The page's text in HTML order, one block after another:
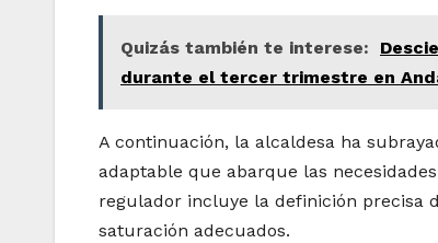
Quizás también te interese:
durante el tercer trimestre en
A continuación, la alcaldesa ha
adaptable que abarque las
regulador incluye la definición precisa
saturación adecuados.